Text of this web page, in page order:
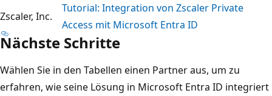
Zscaler, Inc.
Tutorial: Integration von Zscaler Private
Access mit Microsoft Entra ID
Nächste Schritte
Wählen Sie in den Tabellen einen Partner aus, um zu
erfahren, wie seine Lösung in Microsoft Entra ID integriert